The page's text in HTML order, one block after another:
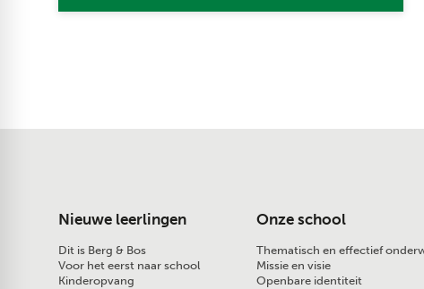
Nieuwe leerlingen
Dit is Berg & Bos
Voor het eerst naar school
Kinderopvang
Onze school
Thematisch en effectief
Missie en visie
Openbare identiteit